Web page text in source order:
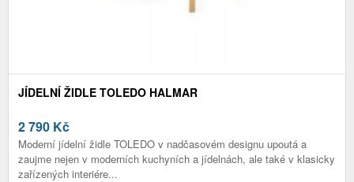
JÍDELNÍ ŽIDLE TOLEDO HALMAR
2 790 Kč
Moderní jídelní židle TOLEDO v nadčasovém designu upoutá a
zaujme nejen v moderních kuchyních a jídelnách, ale také v klasicky
zařízených interiére...